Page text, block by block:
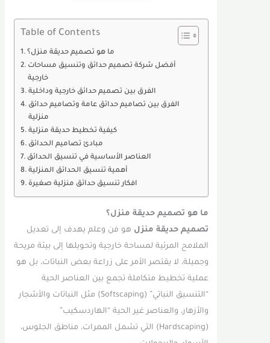
Table of Contents
ما هو تصميم حديقة منزل؟
أفضل شركة تصميم حدائق وتنسيق مساحات
خارجية
الفرق بين تصميم حدائق خارجية وداخلية
الفرق بين تصاميم حدائق عامة وتصاميم حدائق
منزلية
كيفية تخطيط حديقة منزلية
مبادئ تصاميم الحدائق
العناصر الأساسية في تنسيق الحدائق
أهمية تنسيق الحدائق المنزلية
افكار تنسيق حدائق منزلية صغيرة
ما هو تصميم حديقة منزل؟
تصميم حديقة منزلهو فن وعلم يهدف إلى تعديل
الملامح المرئية لمساحة خارجية وتحويلها إلى بيئة مريحة
وجميلة، لا يقتصر الأمر على زراعة بعض النباتات، بل هو
عملية تخطيط متكاملة تجمع بين العناصر الحية
“التنسيق النباتي” (Softscaping) مثل النباتات والأشجار
والأزهار، والعناصر غير الحية “الهاردسكيب”
(Hardscaping) التي تشمل الممرات، مناطق الجلوس،